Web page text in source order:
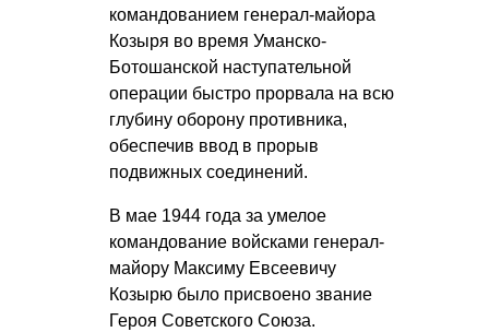
командованием генерал-майора
Козыря во время Уманско-
Ботошанской наступательной
операции быстро прорвала на всю
глубину оборону противника,
обеспечив ввод в прорыв
подвижных соединений.
В мае 1944 года за умелое
командование войсками генерал-
майору Максиму Евсеевичу
Козырю было присвоено звание
Героя Советского Союза.